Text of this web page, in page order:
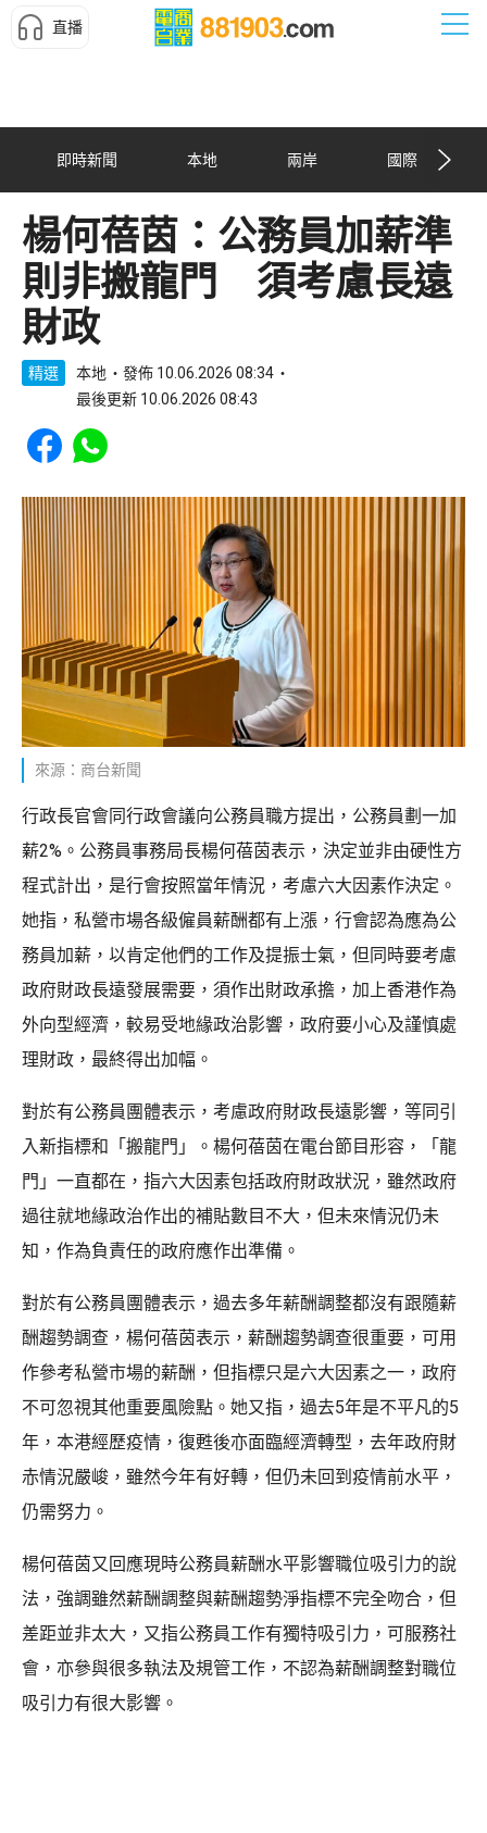
直播
即時新聞 本地 兩岸 國際
楊何蓓茵：公務員加薪準
則非搬龍門 須考慮長遠
財政
精選 本地
發佈 10.06.2026 08:34
最後更新 10.06.2026 08:43
Share to Facebook
Share to WhatsApp
來源：商台新聞
行政長官會同行政會議向公務員職方提出，公務員劃一加
薪2%。公務員事務局長楊何蓓茵表示，決定並非由硬性方
程式計出，是行會按照當年情況，考慮六大因素作決定。
她指，私營市場各級僱員薪酬都有上漲，行會認為應為公
務員加薪，以肯定他們的工作及提振士氣，但同時要考慮
政府財政長遠發展需要，須作出財政承擔，加上香港作為
外向型經濟，較易受地緣政治影響，政府要小心及謹慎處
理財政，最終得出加幅。
對於有公務員團體表示，考慮政府財政長遠影響，等同引
入新指標和「搬龍門」。楊何蓓茵在電台節目形容，「龍
門」一直都在，指六大因素包括政府財政狀況，雖然政府
過往就地緣政治作出的補貼數目不大，但未來情況仍未
知，作為負責任的政府應作出準備。
對於有公務員團體表示，過去多年薪酬調整都沒有跟隨薪
酬趨勢調查，楊何蓓茵表示，薪酬趨勢調查很重要，可用
作參考私營市場的薪酬，但指標只是六大因素之一，政府
不可忽視其他重要風險點。她又指，過去5年是不平凡的5
年，本港經歷疫情，復甦後亦面臨經濟轉型，去年政府財
赤情況嚴峻，雖然今年有好轉，但仍未回到疫情前水平，
仍需努力。
楊何蓓茵又回應現時公務員薪酬水平影響職位吸引力的說
法，強調雖然薪酬調整與薪酬趨勢淨指標不完全吻合，但
差距並非太大，又指公務員工作有獨特吸引力，可服務社
會，亦參與很多執法及規管工作，不認為薪酬調整對職位
吸引力有很大影響。